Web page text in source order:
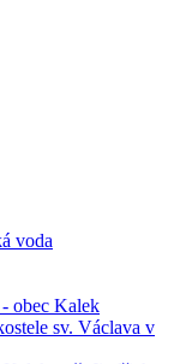
voda
obec Kalek
sv. Václava v